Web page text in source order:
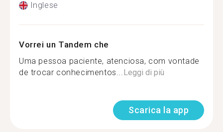
Inglese
Vorrei un Tandem che
Uma pessoa paciente, atenciosa, com vontade
de trocar conhecimentos...Leggi di più
Scarica la app